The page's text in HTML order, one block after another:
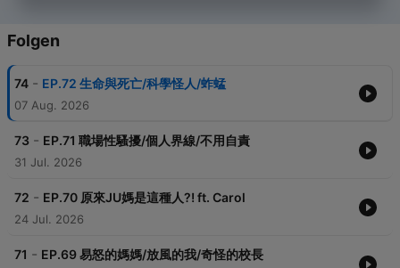
Folgen
74 - EP.72 生命與死亡/科學怪人/蚱蜢
07 Aug. 2026
73 - EP.71 職場性騷擾/個人界線/不用自責
31 Jul. 2026
72 - EP.70 原來JU媽是這種人?! ft. Carol
24 Jul. 2026
71 - EP.69 易怒的媽媽/放風的我/奇怪的校長